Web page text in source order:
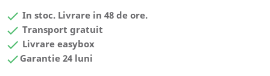
 In stoc. Livrare in 48 de ore.
 Transport gratuit
 Livrare easybox
 Garantie 24 luni